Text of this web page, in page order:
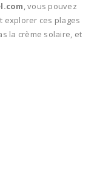
, vous pouvez
explorer ces plages
la crème solaire, et